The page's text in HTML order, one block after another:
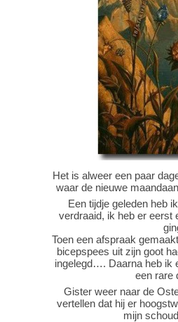
Het is alweer een paar
waar de nieuwe
Een tijdje geleden heb
verdraaid, ik heb er eerst
Toen een afspraak
bicepspees uit zijn goot
ingelegd…. Daarna heb ik
een rare
Gister weer naar de
vertellen dat hij er
mijn